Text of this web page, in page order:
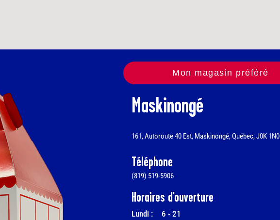
Mon magasin préféré
Maskinongé
161, Autoroute 40 Est, Maskinongé, Québec, J0K 1N0
Téléphone
(819) 519-5906
Horaires d'ouverture
Lundi : 6 - 21